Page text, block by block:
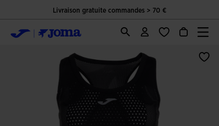
Livraison gratuite commandes > 70 €